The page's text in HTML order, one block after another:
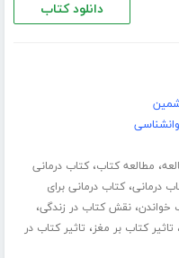
دانلود کتاب
، مطالعه کتاب،کتاب درمانی
درمانی،کتاب درمانی برای
خواندن،نقش کتاب در زندگی،
، تاثیر کتاب بر مغز، تاثیر کتاب در